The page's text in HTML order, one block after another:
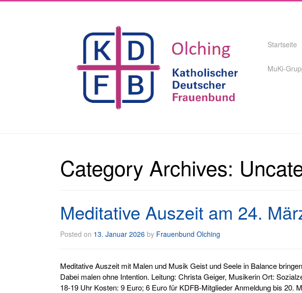
Skip
content
Startseite
MuKi-
Category Archives:
Meditative Auszeit am 24.
Posted on 13. Januar 2026 by Frauenbund Olching
Meditative Auszeit mit Malen und Musik Geist und Seele in Balance
Dabei malen ohne Intention. Leitung: Christa Geiger, Musikerin Ort:
18-19 Uhr Kosten: 9 Euro; 6 Euro für KDFB-Mitglieder Anmeldung bis 20.